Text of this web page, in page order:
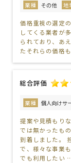
業種 その他 地
価格重視の選定
してくる業者が
られており、あ
たそれらの価格
総合評価
業種 個人向けサ
提案や見積もり
では無かったも
到着しました。
で、様々な事業
でも利用したい